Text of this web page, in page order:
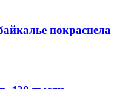
покраснела